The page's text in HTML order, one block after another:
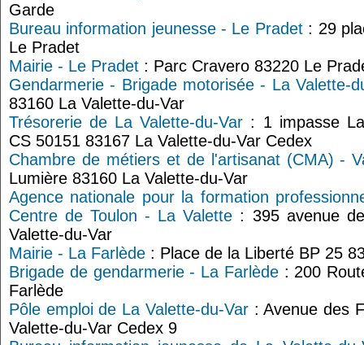
Garde
Bureau information jeunesse - Le Pradet: 29
Le Pradet
Mairie - Le Pradet : Parc Cravero 83220 Le
Gendarmerie - Brigade motorisée - La Valette-
83160 La Valette-du-Var
Trésorerie de La Valette-du-Var : 1 impasse
CS 50151 83167 La Valette-du-Var Cedex
Chambre de métiers et de l'artisanat (CMA) -
Lumière 83160 La Valette-du-Var
Agence nationale pour la formation
Centre de Toulon - La Valette : 395 avenue
Valette-du-Var
Mairie - La Farlède : Place de la Liberté BP 25
Brigade de gendarmerie - La Farlède: 200
Farlède
Pôle emploi de La Valette-du-Var: Avenue des
Valette-du-Var Cedex 9